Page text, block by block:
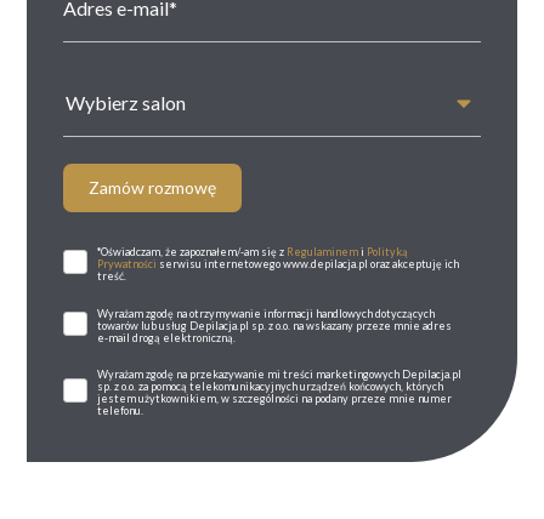
Wybierz salon
Zamów rozmowę
*Oświadczam, że zapoznałem/-am się z Regulaminemi Polityką
Prywatności serwisu internetowego www.depilacja.pl oraz akceptuję ich
treść.
Wyrażam zgodę na otrzymywanie informacji handlowych dotyczących
towarów lub usług Depilacja.pl sp. z o.o. na wskazany przeze mnie adres
e-mail drogą elektroniczną.
Wyrażam zgodę na przekazywanie mi treści marketingowych Depilacja.pl
sp. z o.o. za pomocą telekomunikacyjnych urządzeń końcowych, których
jestem użytkownikiem, w szczególności na podany przeze mnie numer
telefonu.